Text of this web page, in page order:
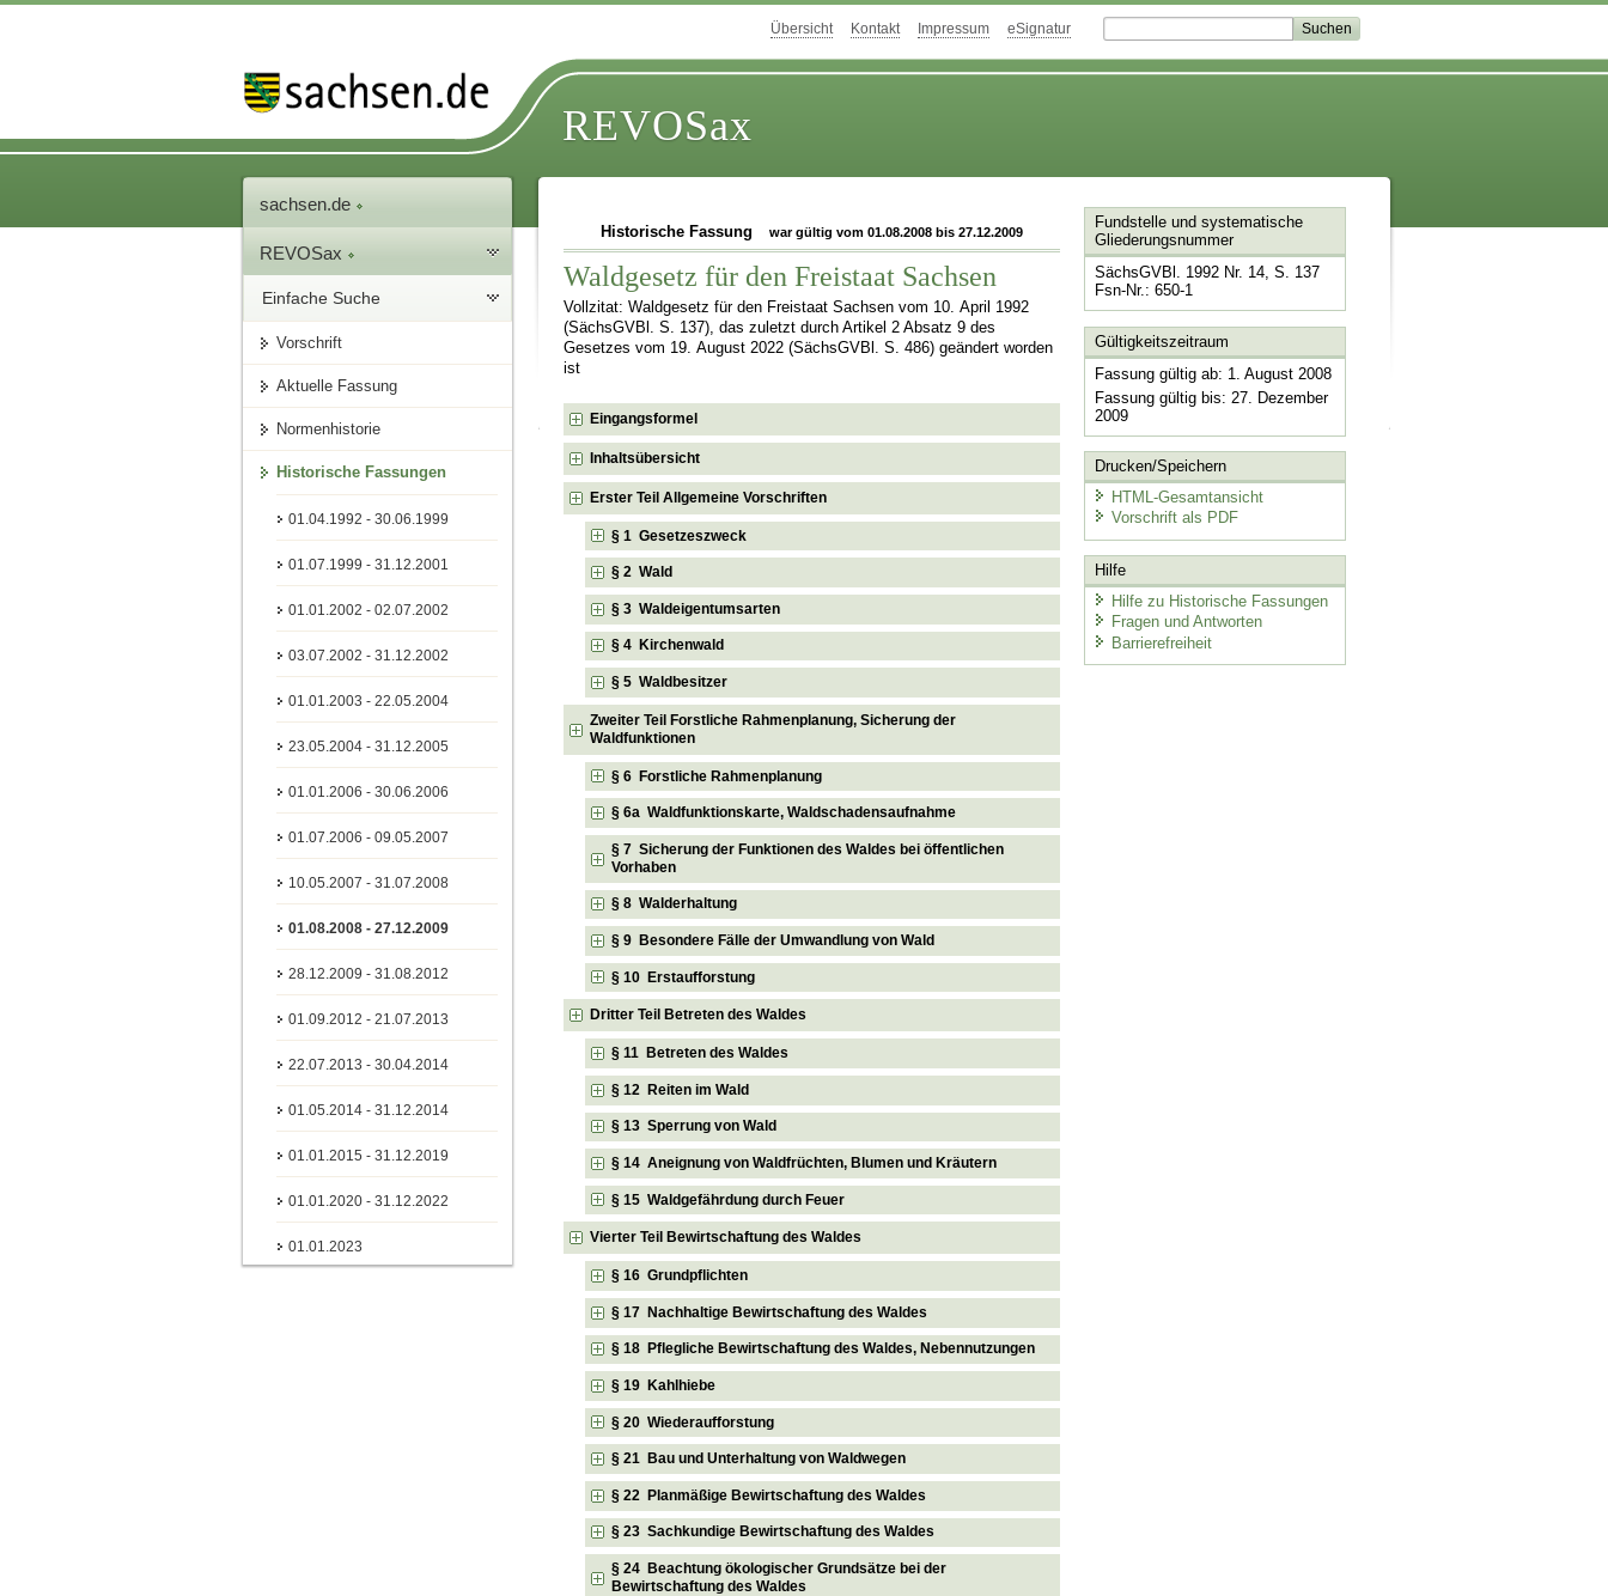
Übersicht Kontakt Impressum eSignatur
REVOSax
sachsen.de
REVOSax
Einfache Suche
Vorschrift
Aktuelle Fassung
Normenhistorie
Historische Fassungen
01.04.1992 - 30.06.1999
01.07.1999 - 31.12.2001
01.01.2002 - 02.07.2002
03.07.2002 - 31.12.2002
01.01.2003 - 22.05.2004
23.05.2004 - 31.12.2005
01.01.2006 - 30.06.2006
01.07.2006 - 09.05.2007
10.05.2007 - 31.07.2008
01.08.2008 - 27.12.2009
28.12.2009 - 31.08.2012
01.09.2012 - 21.07.2013
22.07.2013 - 30.04.2014
01.05.2014 - 31.12.2014
01.01.2015 - 31.12.2019
01.01.2020 - 31.12.2022
01.01.2023
Historische Fassung war gültig vom 01.08.2008 bis 27.12.2009
Waldgesetz für den Freistaat Sachsen
Vollzitat: Waldgesetz für den Freistaat Sachsen vom 10. April 1992
(SächsGVBl. S. 137), das zuletzt durch Artikel 2 Absatz 9 des
Gesetzes vom 19. August 2022 (SächsGVBl. S. 486) geändert worden
ist
Eingangsformel
Inhaltsübersicht
Erster Teil Allgemeine Vorschriften
§ 1 Gesetzeszweck
§ 2 Wald
§ 3 Waldeigentumsarten
§ 4 Kirchenwald
§ 5 Waldbesitzer
Zweiter Teil Forstliche Rahmenplanung, Sicherung der
Waldfunktionen
§ 6 Forstliche Rahmenplanung
§ 6a Waldfunktionskarte, Waldschadensaufnahme
§ 7 Sicherung der Funktionen des Waldes bei öffentlichen
Vorhaben
§ 8 Walderhaltung
§ 9 Besondere Fälle der Umwandlung von Wald
§ 10 Erstaufforstung
Dritter Teil Betreten des Waldes
§ 11 Betreten des Waldes
§ 12 Reiten im Wald
§ 13 Sperrung von Wald
§ 14 Aneignung von Waldfrüchten, Blumen und Kräutern
§ 15 Waldgefährdung durch Feuer
Vierter Teil Bewirtschaftung des Waldes
§ 16 Grundpflichten
§ 17 Nachhaltige Bewirtschaftung des Waldes
§ 18 Pflegliche Bewirtschaftung des Waldes, Nebennutzungen
§ 19 Kahlhiebe
§ 20 Wiederaufforstung
§ 21 Bau und Unterhaltung von Waldwegen
§ 22 Planmäßige Bewirtschaftung des Waldes
§ 23 Sachkundige Bewirtschaftung des Waldes
§ 24 Beachtung ökologischer Grundsätze bei der
Bewirtschaftung des Waldes
Fundstelle und systematische
Gliederungsnummer
SächsGVBl. 1992 Nr. 14, S. 137
Fsn-Nr.: 650-1
Gültigkeitszeitraum
Fassung gültig ab: 1. August 2008
Fassung gültig bis: 27. Dezember
2009
Drucken/Speichern
HTML-Gesamtansicht
Vorschrift als PDF
Hilfe
Hilfe zu Historische Fassungen
Fragen und Antworten
Barrierefreiheit